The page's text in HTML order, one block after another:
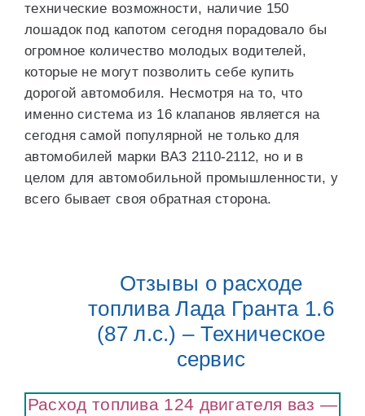
технические возможности, наличие 150
лошадок под капотом сегодня порадовало бы
огромное количество молодых водителей,
которые не могут позволить себе купить
дорогой автомобиля. Несмотря на то, что
именно система из 16 клапанов является на
сегодня самой популярной не только для
автомобилей марки ВАЗ 2110-2112, но и в
целом для автомобильной промышленности, у
всего бывает своя обратная сторона.
Отзывы о расходе
топлива Лада Гранта 1.6
(87 л.с.) – Техническое
сервис
Расход топлива 124 двигателя ваз —